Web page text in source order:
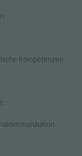
Kompetenzen